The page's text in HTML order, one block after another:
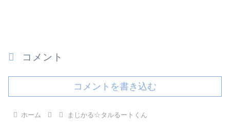
コメント
コメントを書き込む
ホーム まじかる☆タルるートくん